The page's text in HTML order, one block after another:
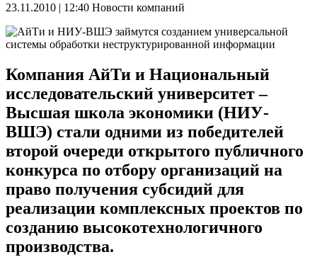
23.11.2010 | 12:40 Новости компаний
Компания АйТи и Национальный
исследовательский университет –
Высшая школа экономики (НИУ-
ВШЭ) стали одними из победителей
второй очереди открытого публичного
конкурса по отбору организаций на
право получения субсидий для
реализации комплексных проектов по
созданию высокотехнологичного
производства.